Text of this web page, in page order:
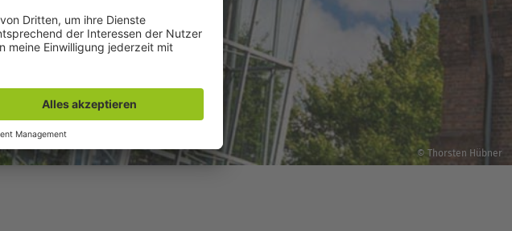
© Thorsten Hübner